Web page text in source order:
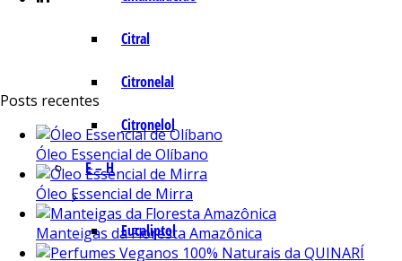
Citral
Citronelal
Citronelol
E – H
Eucaliptol
Posts recentes
Óleo Essencial de Olíbano
Óleo Essencial de Mirra
Manteigas da Floresta Amazônica